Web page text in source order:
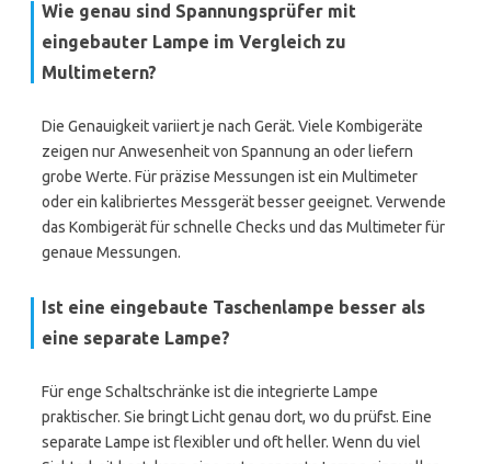
Wie genau sind Spannungsprüfer mit
eingebauter Lampe im Vergleich zu
Multimetern?
Die Genauigkeit variiert je nach Gerät. Viele Kombigeräte
zeigen nur Anwesenheit von Spannung an oder liefern
grobe Werte. Für präzise Messungen ist ein Multimeter
oder ein kalibriertes Messgerät besser geeignet. Verwende
das Kombigerät für schnelle Checks und das Multimeter für
genaue Messungen.
Ist eine eingebaute Taschenlampe besser als
eine separate Lampe?
Für enge Schaltschränke ist die integrierte Lampe
praktischer. Sie bringt Licht genau dort, wo du prüfst. Eine
separate Lampe ist flexibler und oft heller. Wenn du viel